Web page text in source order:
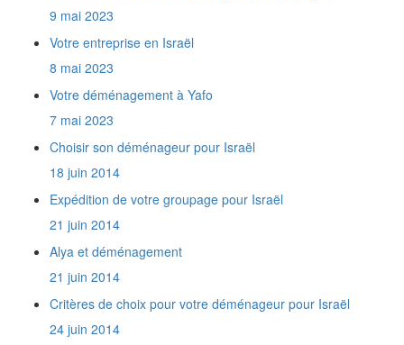
Une trottinette électrique est elle considérée
comme un véhicule par la douane israélienne ?
marchandise en Israël ?
Que représente un mètre cube ?
Y a t'il des produits interdits à l'import en
Israël ?
Est-on obligé d'assurer son déménagement
Isradem est elle agréée par l'Agence Juive
comme entreprise de déménagement ?
Quel est votre prix au mètre cube de Paris à
Quels sont mes droits en tant que nouvel
immigrant ?
amateurs de Télé. Nous voulons importer en
Israël 4 TV, autant de lecteurs de DVD et de
9 mai 2023
Votre entreprise en Israël
8 mai 2023
Votre déménagement à Yafo
7 mai 2023
Choisir son déménageur pour Israël
18 juin 2014
Expédition de votre groupage pour Israël
21 juin 2014
Alya et déménagement
21 juin 2014
Critères de choix pour votre déménageur pour Israël
24 juin 2014